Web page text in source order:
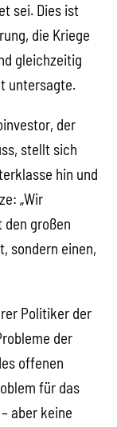
sei. Dies ist
die Kriege
gleichzeitig
untersagte.
der
stellt sich
hin und
„Wir
großen
sondern einen,
Politiker der
der
offenen
für das
aber keine